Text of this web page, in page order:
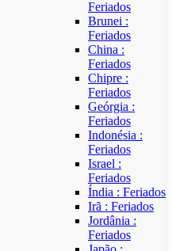
Feriados
Brunei :
Feriados
China :
Feriados
Chipre :
Feriados
Geórgia :
Feriados
Indonésia :
Feriados
Israel :
Feriados
Índia : Feriados
Irã : Feriados
Jordânia :
Feriados